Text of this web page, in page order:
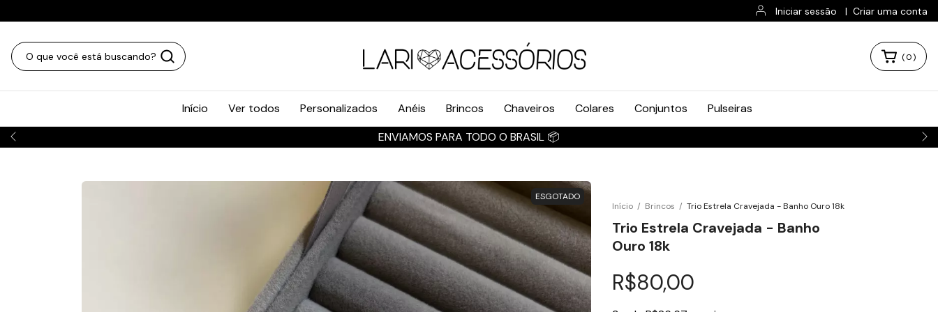
Iniciar sessão | Criar uma conta
ENVIAMOS PARA TODO O BRASIL 📦
(0)
Início Ver todos Personalizados Anéis Brincos Chaveiros Colares Conjuntos Pulseiras
ESGOTADO
Início / Brincos / Trio Estrela Cravejada - Banho Ouro 18k
Trio Estrela Cravejada - Banho
Ouro 18k
R$80,00